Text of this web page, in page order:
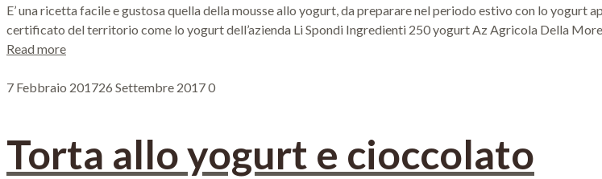
E’ una ricetta facile e gustosa quella della mousse allo yogurt, da preparare nel periodo estivo con lo
certificato del territorio come lo yogurt dell’azienda Li Spondi Ingredienti 250 yogurt Az Agricola Della
Read more
7 Febbraio 201726 Settembre 20170
Torta allo yogurt e cioccolato